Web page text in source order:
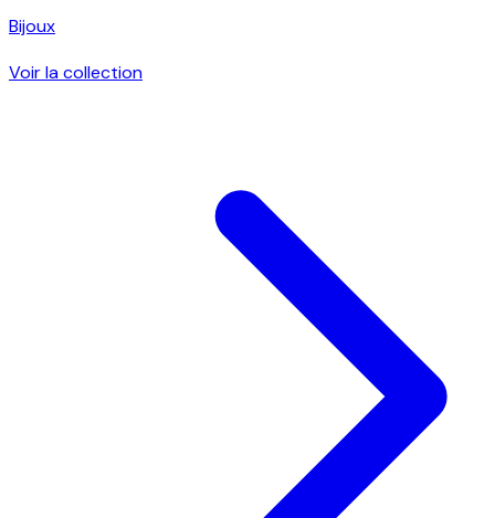
Bijoux
Voir la collection